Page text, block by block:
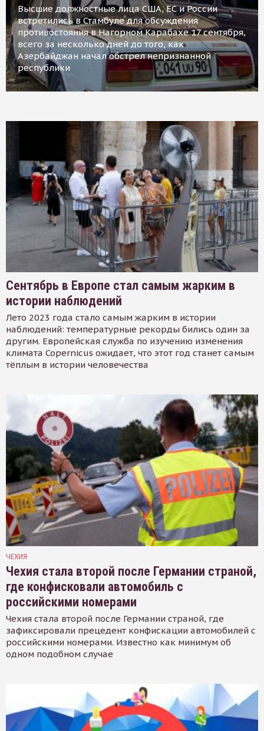
Высшие должностные лица США, ЕС и России
встретились в Стамбуле для обсуждения
противостояния в Нагорном Карабахе 17 сентября,
всего за несколько дней до того, как
Азербайджан начал обстрел непризнанной
республики
Сентябрь в Европе стал самым жарким в
истории наблюдений
Лето 2023 года стало самым жарким в истории
наблюдений: температурные рекорды бились один за
другим. Европейская служба по изучению изменения
климата Copernicus ожидает, что этот год станет самым
тёплым в истории человечества
ЧЕХИЯ
Чехия стала второй после Германии страной,
где конфисковали автомобиль с
российскими номерами
Чехия стала второй после Германии страной, где
зафиксировали прецедент конфискации автомобилей с
российскими номерами. Известно как минимум об
одном подобном случае